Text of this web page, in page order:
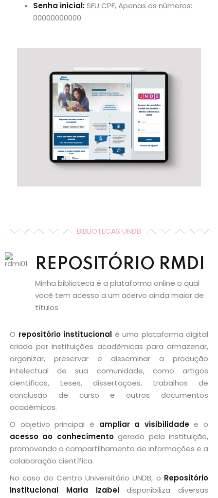
Senha inicial:SEU CPF, Apenas os números:
00000000000
BIBLIOTECAS UNDB
REPOSITÓRIO RMDI
Minha biblioteca é a plataforma online o qual
você tem acesso a um acervo ainda maior de
títulos
O repositório institucional é uma plataforma digital
criada por instituições acadêmicas para armazenar,
organizar, preservar e disseminar a produção
intelectual de sua comunidade, como artigos
científicos, teses, dissertações, trabalhos de
conclusão de curso e outros documentos
acadêmicos.
O objetivo principal é ampliar a visibilidadee o
acesso ao conhecimentogerado pela instituição,
promovendo o compartilhamento de informações e a
colaboração científica.
No caso do Centro Universitário UNDB, o Repositório
Institucional Maria Izabeldisponibiliza diversas